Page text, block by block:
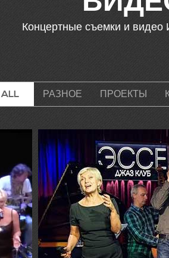
Концертные съемки и
ALL РАЗНОЕ ПРОЕКТЫ